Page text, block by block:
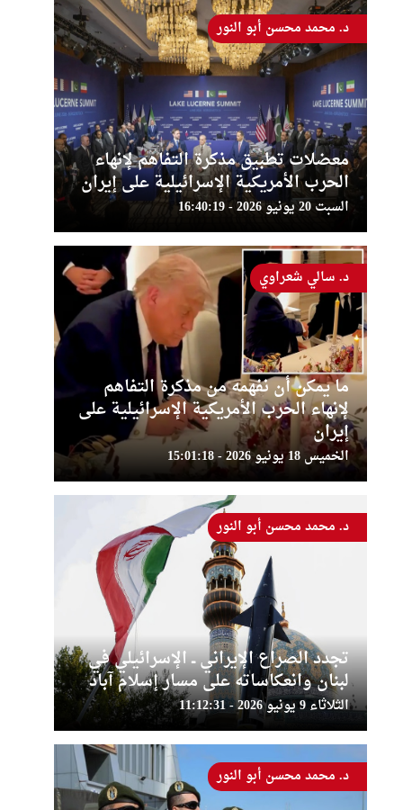
معضلات تطبيق مذكرة التفاهم لإنهاء
الحرب الأمريكية الإسرائيلية على إيران
السبت 20 يونيو 2026 - 16:40:19
د. محمد محسن أبو النور
ما يمكن أن نفهمه من مذكرة التفاهم
لإنهاء الحرب الأمريكية الإسرائيلية على
إيران
الخميس 18 يونيو 2026 - 15:01:18
د. سالي شعراوي
تجدد الصراع الإيراني ــ الإسرائيلي في
لبنان وانعكاساته على مسار إسلام آباد
الثلاثاء 9 يونيو 2026 - 11:12:31
د. محمد محسن أبو النور
د. محمد محسن أبو النور